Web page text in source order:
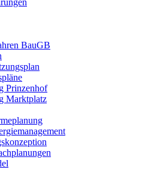
BauGB
Prinzenhof
Marktplatz